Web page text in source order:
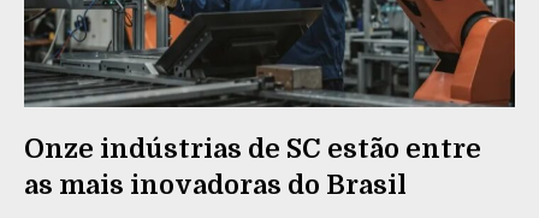
Onze indústrias de SC estão entre
as mais inovadoras do Brasil